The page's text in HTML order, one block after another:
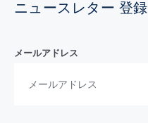
ニュースレター 登録
メールアドレス